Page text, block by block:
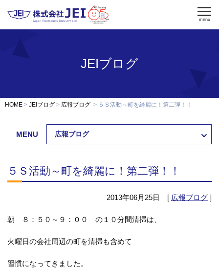
電気錠制御盤 入退室管理
納入事例
menu
JEIブログ
HOME JEIブログ 広報ブログ ５Ｓ活動～町を綺麗に！第二弾！！
MENU 広報ブログ
５Ｓ活動～町を綺麗に！第二弾！！
2013年06月25日 [ 広報ブログ ]
朝 ８：５０～９：００ の１０分間清掃は、
火曜日の会社周辺の町を清掃も含めて
習慣になってきました。